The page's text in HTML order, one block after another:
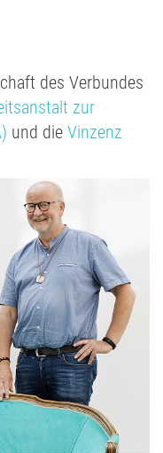
des Verbundes
zur
und die Vinzenz